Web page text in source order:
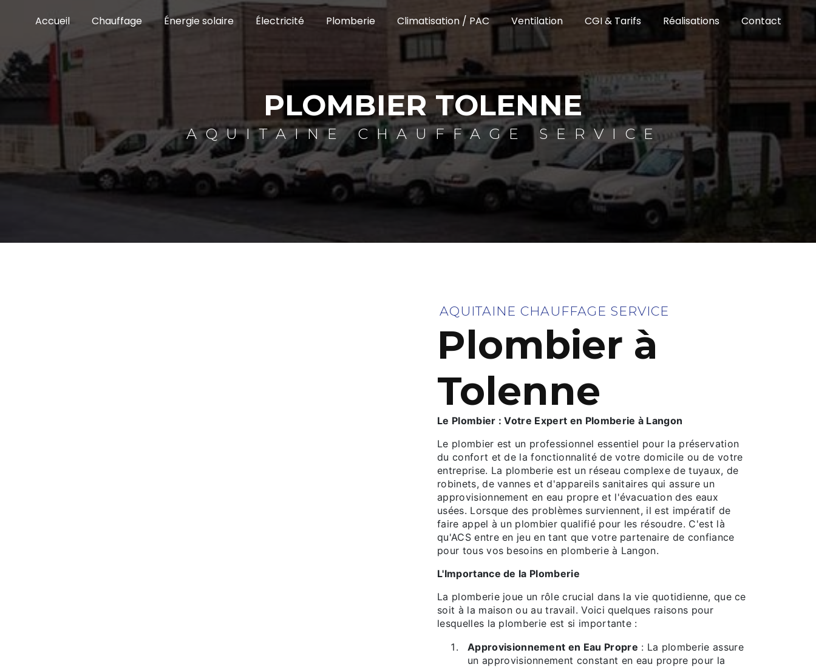
Accueil Chauffage Énergie solaire Électricité Plomberie Climatisation / PAC Ventilation CGI & Tarifs Réalisations Contact
PLOMBIER TOLENNE
AQUITAINE CHAUFFAGE SERVICE
AQUITAINE CHAUFFAGE SERVICE
Plombier à
Tolenne
Le Plombier : Votre Expert en Plomberie à Langon
Le plombier est un professionnel essentiel pour la préservation
du confort et de la fonctionnalité de votre domicile ou de votre
entreprise. La plomberie est un réseau complexe de tuyaux, de
robinets, de vannes et d'appareils sanitaires qui assure un
approvisionnement en eau propre et l'évacuation des eaux
usées. Lorsque des problèmes surviennent, il est impératif de
faire appel à un plombier qualifié pour les résoudre. C'est là
qu'ACS entre en jeu en tant que votre partenaire de confiance
pour tous vos besoins en plomberie à Langon.
L'Importance de la Plomberie
La plomberie joue un rôle crucial dans la vie quotidienne, que ce
soit à la maison ou au travail. Voici quelques raisons pour
lesquelles la plomberie est si importante :
Approvisionnement en Eau Propre : La plomberie assure
un approvisionnement constant en eau propre pour la